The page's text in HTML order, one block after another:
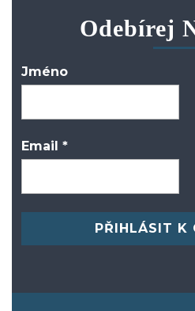
Odebírej
Jméno
Email *